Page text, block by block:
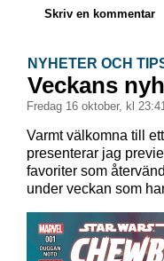
Skriv en kommentar
NYHETER OCH
Veckans
fredag 16 oktober, kl
Varmt välkomna till
presenterar jag
favoriter som
under veckan som